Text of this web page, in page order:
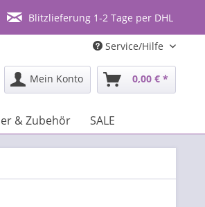
Blitzlieferung 1-2 Tage per DHL
Service/Hilfe
Mein Konto 0,00 € *
& Zubehör SALE